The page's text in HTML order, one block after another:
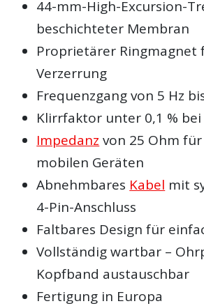
44-mm-High-Excursion-
beschichteter Membran
Proprietärer Ringmagnet
Verzerrung
Frequenzgang von 5 Hz
Klirrfaktor unter 0,1 % bei
Impedanz von 25 Ohm
mobilen Geräten
Abnehmbares Kabel mit
4-Pin-Anschluss
Faltbares Design für
Vollständig wartbar –
Kopfband austauschbar
Fertigung in Europa